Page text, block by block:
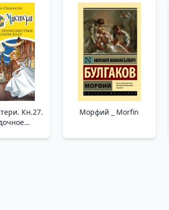
Кн.27.
Морфий _ Morfin